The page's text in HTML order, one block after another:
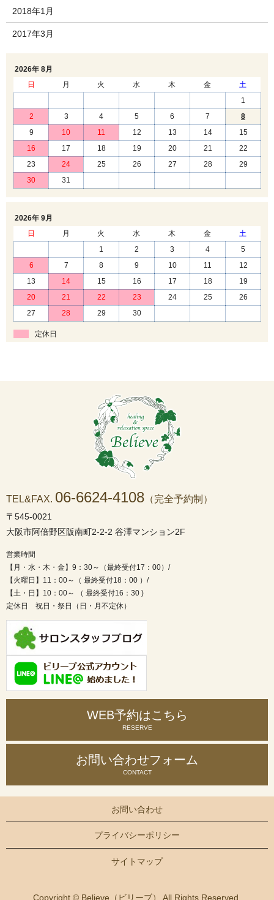
2018年1月
2017年3月
2026年 8月
日
月 火 水 木 金
土
1
2
3 4 5 6 7
8
9
10 11 12 13 14
15
16
17 18 19 20 21
22
23
24 25 26 27 28
29
30
31
2026年 9月
日
月 火 水 木 金
土
1
2 3 4
5
6
7 8 9 10 11
12
13
14 15 16 17 18
19
20
21 22 23 24 25
26
27
28 29 30
定休日
TEL&FAX. 06-6624-4108 （完全予約制）
〒545-0021
大阪市阿倍野区阪南町2-2-2 谷澤マンション2F
営業時間
【月・水・木・金】9：30～（最終受付17：00）/
【火曜日】11：00～（ 最終受付18：00 ）/
【土・日】10：00～ （ 最終受付16：30 )
定休日 祝日・祭日（日・月不定休）
WEB予約はこちら
RESERVE
お問い合わせフォーム
CONTACT
お問い合わせ
プライバシーポリシー
サイトマップ
Copyright © Believe（ビリーブ） All Rights Reserved.